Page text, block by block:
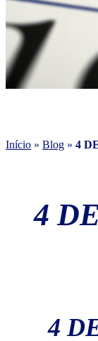
Início » Blog » 4
4
4